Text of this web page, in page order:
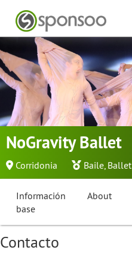
NoGravity Ballet
Corridonia Baile, Ballet
Información
base
About
Contacto